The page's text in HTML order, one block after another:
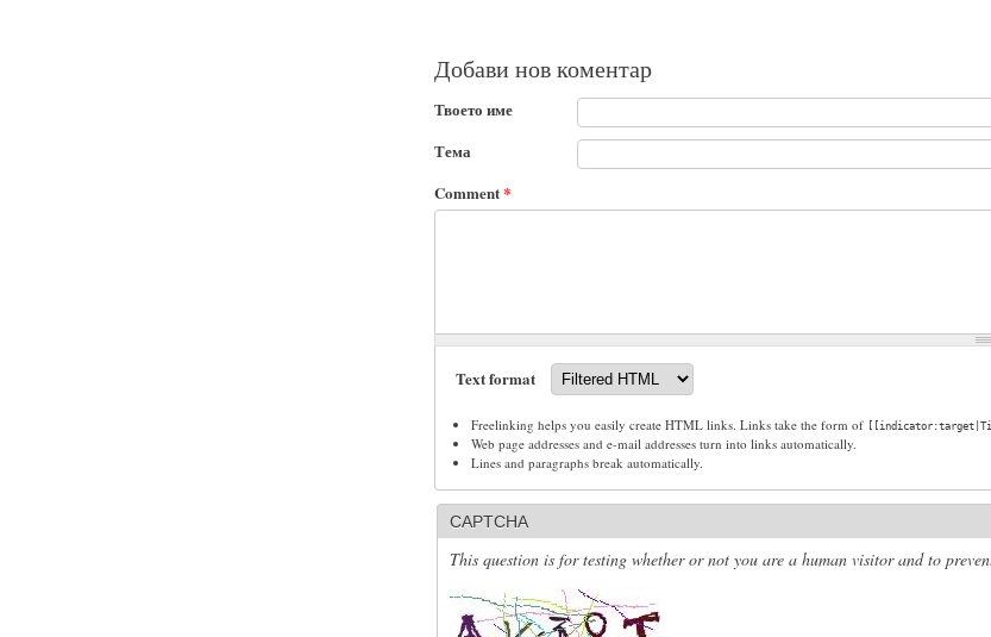
Добави нов коментар
Твоето име
Тема
Comment*
Text format
Freelinking helps you easily create HTML links. Links take the form of
Web page addresses and e-mail addresses turn into links automatically.
Lines and paragraphs break automatically.
CAPTCHA
This question is for testing whether or not you are a human visitor and to